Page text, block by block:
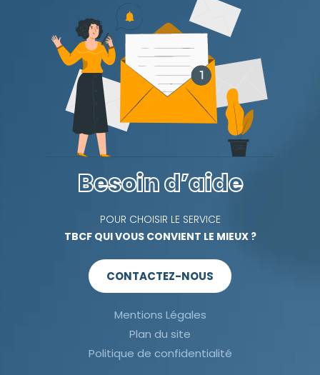
Besoin d’aide
POUR CHOISIR LE SERVICE
TBCF QUI VOUS CONVIENT LE MIEUX ?
CONTACTEZ-NOUS
Mentions Légales
Plan du site
Politique de confidentialité